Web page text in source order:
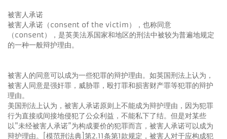
被害人承诺
被害人承诺（consent of the victim），也称同意
（consent），是英美法系国家和地区的刑法中被较为普遍地规定
的一种一般辩护理由。
被害人的同意可以成为一些犯罪的辩护理由。如英国刑法上认为，
被害人同意是强奸罪，威胁罪，殴打罪和损害财产罪等犯罪的辩护
理由。
美国刑法上认为，被害人承诺原则上不能成为辩护理由，因为犯罪
行为直接或间接地侵犯了公众利益，不能私下了结。但是对某些
以"未经被害人承诺”为构成要价的犯罪而言，被害人承诺可以成为
辩护理由。[模范刑法典]第2.11条第1款规定，被害人对于应构成犯